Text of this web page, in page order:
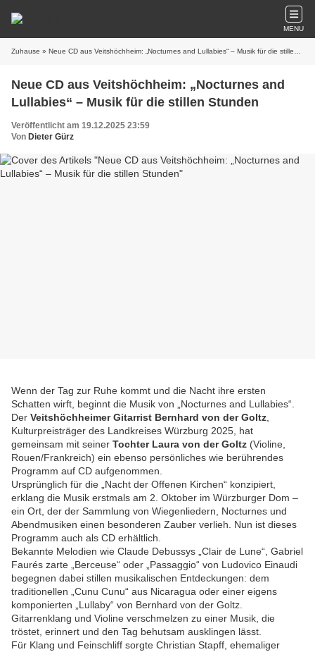
MENU
Zuhause » Neue CD aus Veitshöchheim: „Nocturnes and Lullabies“ – Musik für die stillen Stunden
Neue CD aus Veitshöchheim: „Nocturnes and
Lullabies“ – Musik für die stillen Stunden
Veröffentlicht am 19.12.2025 23:59
Von Dieter Gürz
Wenn der Tag zur Ruhe kommt und die Nacht ihre ersten
Schatten wirft, beginnt die Musik von „Nocturnes and Lullabies“.
Der Veitshöchheimer Gitarrist Bernhard von der Goltz
Kulturpreisträger des Landkreises Würzburg 2025, hat
gemeinsam mit seiner Tochter Laura von der Goltz (Violine,
Rouen/Frankreich) ein ebenso persönliches wie berührendes
Programm auf CD aufgenommen.
Ursprünglich für die „Nacht der Offenen Kirchen“ konzipiert,
erklang die Musik erstmals am 2. Oktober im Würzburger Dom –
ein Ort, der der Sammlung von Wiegenliedern, Nocturnes und
Abendmusiken einen besonderen Zauber verlieh. Nun ist dieses
Programm auch als CD erhältlich.
Bekannte Melodien wie Claude Debussys „Clair de Lune“, Gabriel
Faurés zarte „Berceuse“ oder „Passaggio“ von Ludovico Einaudi
begegnen dabei stillen musikalischen Entdeckungen: dem
traditionellen „Cunu Cunu“ aus Nicaragua oder einer eigens
komponierten „Lullaby“ von Bernhard von der Goltz.
Gitarrenklang und Violine verschmelzen zu einer Musik, die
tröstet, erinnert und den Tag behutsam ausklingen lässt.
Für Klang und Feinschliff sorgte Christian Stapff, ehemaliger